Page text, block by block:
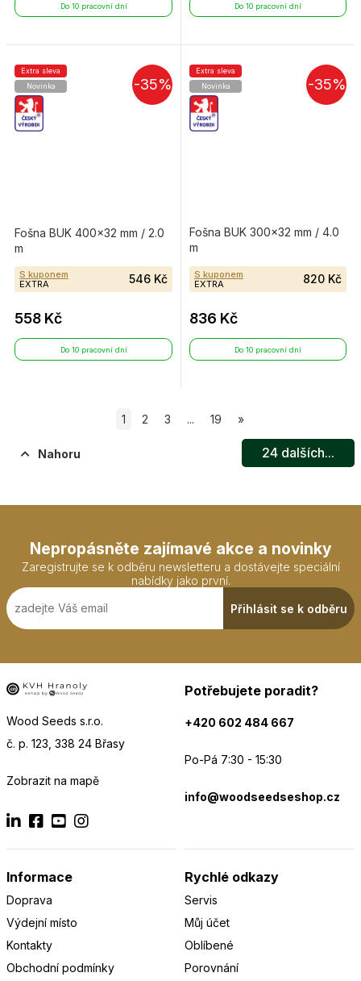
Do 10 pracovní dní Do 10 pracovní dní
-35%
Extra sleva
Novinka
Fošna BUK 400×32 mm / 2.0
m
S kuponem
EXTRA
546 Kč
558 Kč
Do 10 pracovní dní
-35%
Extra sleva
Novinka
Fošna BUK 300×32 mm / 4.0
m
S kuponem
EXTRA
820 Kč
836 Kč
Do 10 pracovní dní
Nahoru
1 2 3 ... 19 »
24 dalších...
Nepropásněte zajímavé akce a novinky
Zaregistrujte se k odběru newsletteru a dostávejte speciální
nabídky jako první.
Přihlásit se k odběru
Wood Seeds s.r.o.
č. p. 123, 338 24 Břasy
Zobrazit na mapě
Potřebujete poradit?
+420 602 484 667
Po-Pá 7:30 - 15:30
info@woodseedseshop.cz
Informace
Doprava
Výdejní místo
Kontakty
Obchodní podmínky
Rychlé odkazy
Servis
Můj účet
Oblíbené
Porovnání